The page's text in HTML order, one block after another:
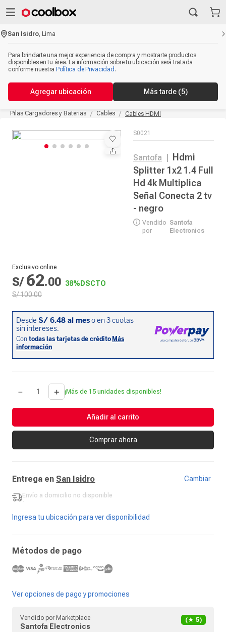
San Isidro ,Lima
Para brindarte una mejor experiencia de compra y mostrarte productos
disponibles en tu área. La información sobre tu ubicación será tratada
conforme nuestra Política de Privacidad .
Agregar ubicación Más tarde (5)
Pilas Cargadores y Baterias Cables Cables HDMI
S0021
Santofa
Hdmi
Splitter 1x2 1.4 Full
Hd 4k Multiplica
Señal Conecta 2 tv
- negro
Vendido
por
Santofa
Electronics
Exclusivo online
S/ 62.00 38% DSCTO
S/100.00
＋
－ ¡Más de 15 unidades disponibles!
Añadir al carrito
Comprar ahora
Entrega en San Isidro Cambiar
Envío a domicilio no disponible
-
Ingresa tu ubicación para ver disponibilidad
Métodos de pago
Ver opciones de pago y promociones
Vendido por Marketplace
Santofa Electronics
(★ 5)